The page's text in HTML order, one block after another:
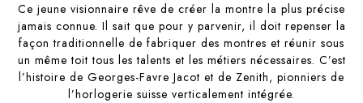
Ce jeune visionnaire rêve de créer la montre la plus précise
jamais connue. Il sait que pour y parvenir, il doit repenser la
façon traditionnelle de fabriquer des montres et réunir sous
un même toit tous les talents et les métiers nécessaires. C’est
l’histoire de Georges-Favre Jacot et de Zenith, pionniers de
l’horlogerie suisse verticalement intégrée.